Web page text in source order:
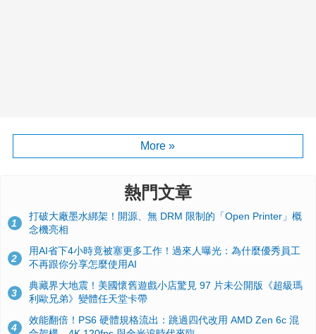
More »
熱門文章
1
打破大廠墨水綁架！開源、無 DRM 限制的「Open Printer」概
念機亮相
2
用AI省下4小時竟被塞更多工作！過來人曝光：為什麼優秀員工
不再跟你分享怎麼使用AI
3
典藏界大地震！美國懷舊遊戲小店驚見 97 片未公開版《超級瑪
利歐兄弟》變體任天堂卡帶
4
效能翻倍！PS6 硬體規格流出：跳過四代改用 AMD Zen 6c 混